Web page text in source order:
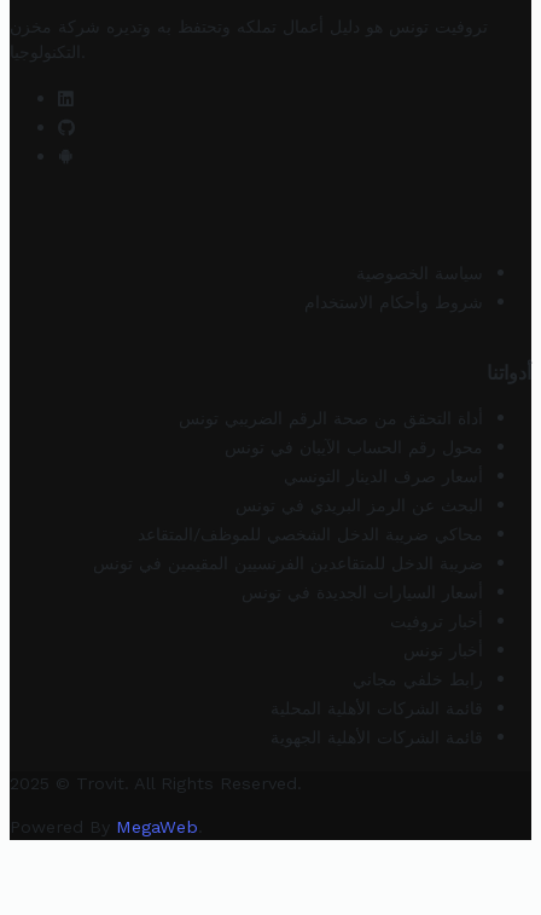
تروفيت تونس هو دليل أعمال تملكه وتحتفظ به وتديره
شركة مخزن
التكنولوجيا
سياسة الخصوصية
شروط وأحكام الاستخدام
أدواتنا
أداة التحقق من صحة الرقم الضريبي تونس
محول رقم الحساب الآيبان في تونس
أسعار صرف الدينار التونسي
البحث عن الرمز البريدي في تونس
محاكي ضريبة الدخل الشخصي للموظف/المتقاعد
ضريبة الدخل للمتقاعدين الفرنسيين المقيمين في تونس
أسعار السيارات الجديدة في تونس
أخبار تروفيت
أخبار تونس
رابط خلفي مجاني
قائمة الشركات الأهلية المحلية
قائمة الشركات الأهلية الجهوية
2025 © Trovit. All Rights Reserved.
Powered By MegaWeb